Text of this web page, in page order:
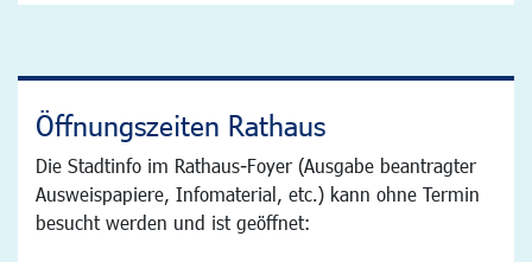
Öffnungszeiten Rathaus
Die Stadtinfo im Rathaus-Foyer (Ausgabe beantragter
Ausweispapiere, Infomaterial, etc.) kann ohne Termin
besucht werden und ist geöffnet: